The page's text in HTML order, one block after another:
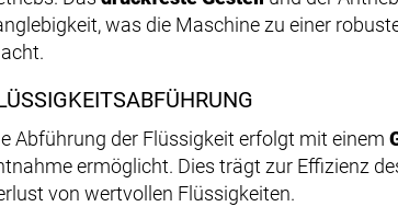
was die Maschine zu einer
Abführung der Flüssigkeit erfolgt mit einem
ermöglicht. Dies trägt zur Effizienz
von wertvollen Flüssigkeiten.